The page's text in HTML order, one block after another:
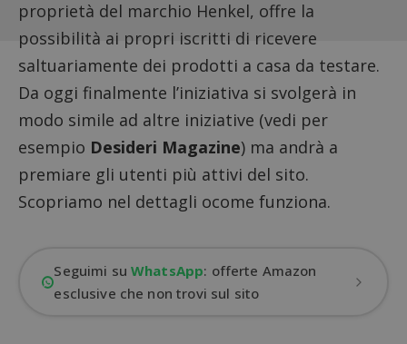
proprietà del marchio Henkel, offre la
possibilità ai propri iscritti di ricevere
saltuariamente dei prodotti a casa da testare.
Da oggi finalmente l’iniziativa si svolgerà in
modo simile ad altre iniziative (vedi per
esempio Desideri Magazine) ma andrà a
premiare gli utenti più attivi del sito.
Scopriamo nel dettagli ocome funziona.
Seguimi suWhatsApp: offerte Amazon
esclusive che non trovi sul sito